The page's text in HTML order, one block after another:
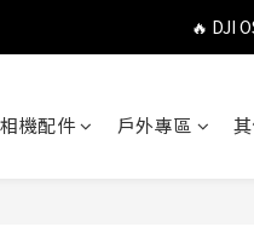
🔥 DJI
🔥 DJI
🔥 Insta360
相機配件 戶外專區